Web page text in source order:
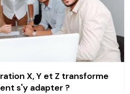
X, Y et Z transforme
s'y adapter ?